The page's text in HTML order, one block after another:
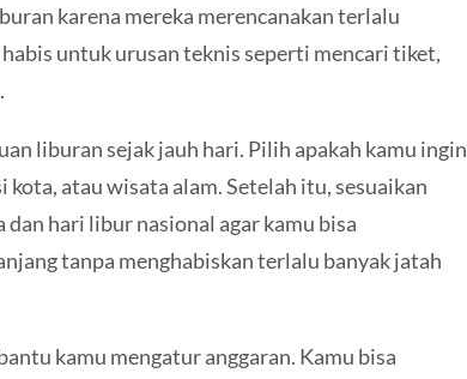
karena mereka merencanakan terlalu
untuk urusan teknis seperti mencari tiket,
liburan sejak jauh hari. Pilih apakah kamu ingin
atau wisata alam. Setelah itu, sesuaikan
hari libur nasional agar kamu bisa
tanpa menghabiskan terlalu banyak jatah
kamu mengatur anggaran. Kamu bisa